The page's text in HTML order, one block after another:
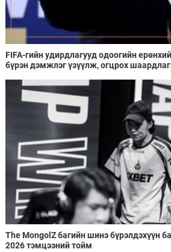
FIFA-гийн удирдлагууд одоогийн
бүрэн дэмжлэг үзүүлж, огцрох
The MongolZ багийн шинэ бүрэлдэхүүн
2026 тэмцээний тойм